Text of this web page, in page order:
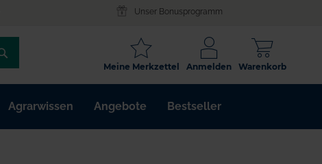
Unser Bonusprogramm
/
ARTIKELNR.
/
Warenkorb
Anmelden
Meine Merkzettel
Agrarwissen Angebote Bestseller